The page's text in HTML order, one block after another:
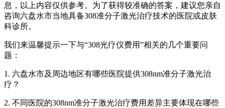
息，以上内容仅供参考。为了获得较准确的答案，建议您亲自
咨询六盘水市当地具备308准分子激光治疗技术的医院或皮肤
科诊所。
我们来温馨提示一下与“308光疗仪费用”相关的几个重要问
题：
1. 六盘水市及周边地区有哪些医院提供308nm准分子激光治
疗？
2. 不同医院的308nm准分子激光治疗费用差异主要体现在哪些